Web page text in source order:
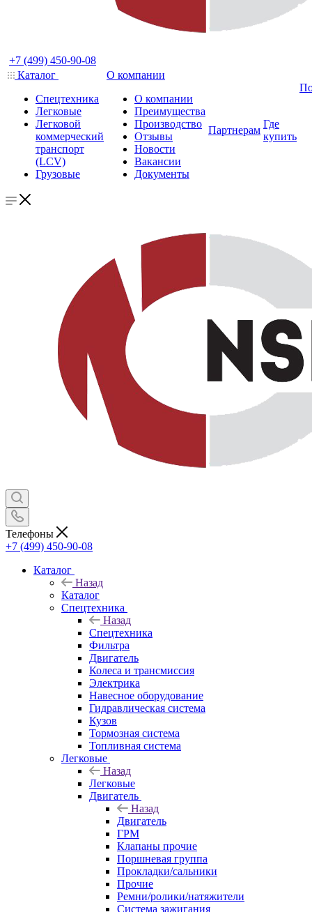
+7 (499) 450-90-08
Каталог
Спецтехника
Легковые
Легковой
коммерческий
транспорт
(LCV)
Грузовые
О компании
О компании
Преимущества
Производство
Отзывы
Новости
Вакансии
Документы
Партнерам
Где
купить
Телефоны
+7 (499) 450-90-08
Каталог
Назад
Каталог
Спецтехника
Назад
Спецтехника
Фильтра
Двигатель
Колеса и трансмиссия
Электрика
Навесное оборудование
Гидравлическая система
Кузов
Тормозная система
Топливная система
Легковые
Назад
Легковые
Двигатель
Назад
Двигатель
ГРМ
Клапаны прочие
Поршневая группа
Прокладки/сальники
Прочие
Ремни/ролики/натяжители
Система зажигания